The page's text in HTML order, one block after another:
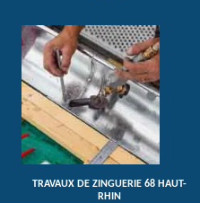
TRAVAUX DE ZINGUERIE 68 HAUT-
RHIN